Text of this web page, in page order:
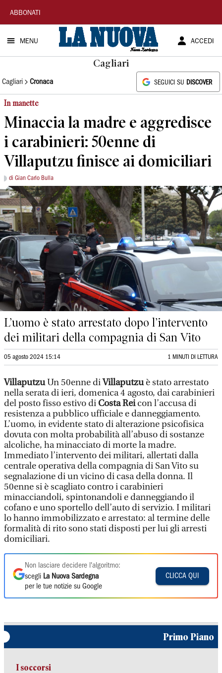
La
Nuova
Sardegna
ABBONATI
MENU ACCEDI
Cagliari
Cagliari Cronaca SEGUICI SU DISCOVER
In manette
Minaccia la madre e aggredisce
i carabinieri: 50enne di
Villaputzu finisce ai domiciliari
di Gian Carlo Bulla
L’uomo è stato arrestato dopo l’intervento
dei militari della compagnia di San Vito
05 agosto 2024 15:14 1 MINUTI DI LETTURA
VillaputzuUn 50enne diVillaputzuè stato arrestato
nella serata di ieri, domenica 4 agosto, dai carabinieri
del posto fisso estivo di Costa Reicon l’accusa di
resistenza a pubblico ufficiale e danneggiamento.
L’uomo, in evidente stato di alterazione psicofisica
dovuta con molta probabilità all’abuso di sostanze
alcoliche, ha minacciato di morte la madre.
Immediato l’intervento dei militari, allertati dalla
centrale operativa della compagnia di San Vito su
segnalazione di un vicino di casa della donna. Il
50enne si è scagliato contro i carabinieri
minacciandoli, spintonandoli e danneggiando il
cofano e uno sportello dell’auto di servizio. I militari
lo hanno immobilizzato e arrestato: al termine delle
formalità di rito sono stati disposti per lui gli arresti
domiciliari.
Non lasciare decidere l'algoritmo:
scegli La Nuova Sardegna
per le tue notizie su Google
CLICCA QUI
Primo Piano
I soccorsi